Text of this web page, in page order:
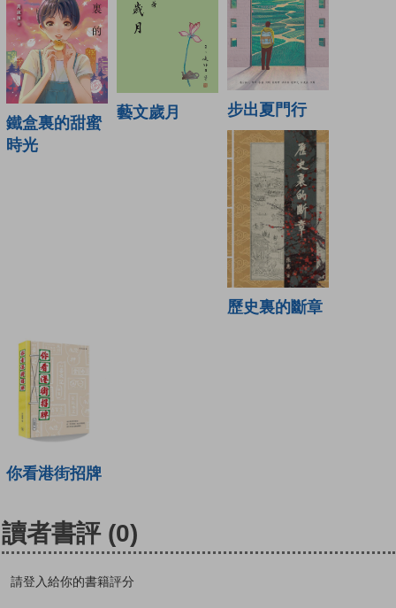
鐵盒裏的甜蜜
時光
藝文歲月 步出夏門行
歷史裏的斷章
你看港街招牌
讀者書評 (0)
請登入給你的書籍評分